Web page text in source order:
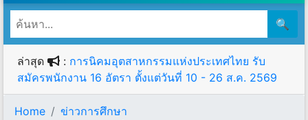
🔍
ล่าสุด : การนิคมอุตสาหกรรมแห่งประเทศไทย รับ
สมัครพนักงาน 16 อัตรา ตั้งแต่วันที่ 10 - 26 ส.ค. 2569
Home
ข่าวการศึกษา